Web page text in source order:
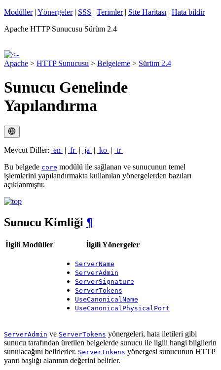
Modüller| Yönergeler| SSS | Terimler| Site Haritası | Hata bildir
Apache HTTP Sunucusu Sürüm 2.4
Apache > HTTP Sunucusu > Belgeleme > Sürüm 2.4
Sunucu Genelinde
Yapılandırma
Mevcut Diller: en | fr | ja | ko | tr
Bu belgede core modülü ile sağlanan ve sunucunun temel
işlemlerini yapılandırmakta kullanılan yönergelerden bazıları
açıklanmıştır.
Sunucu Kimliği ¶
İlgili Modüller İlgili Yönergeler
ServerName
ServerAdmin
ServerSignature
ServerTokens
UseCanonicalName
UseCanonicalPhysicalPort
ServerAdmin ve ServerTokens yönergeleri, hata iletileri gibi
sunucu tarafından üretilen belgelerde sunucu ile ilgili hangi bilgilerin
sunulacağını belirlerler. ServerTokens yönergesi sunucunun HTTP
yanıt başlığı alanının değerini belirler.